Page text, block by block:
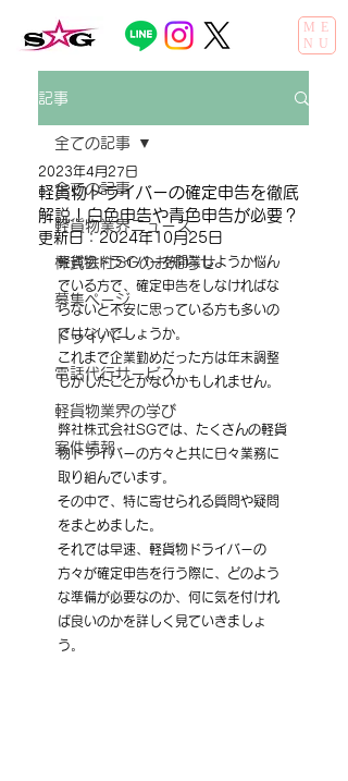
ME
NU
記事
全ての記事
軽貨物業界ニュース
株式会社SGのお知らせ
募集ページ
ドライバー
電話代行サービス
軽貨物業界の学び
案件情報
全ての記事
軽貨物ドライバーの確定申告を徹底
解説！白色申告や青色申告が必要？
2023年4月27日
更新日：2024年10月25日
軽貨物ドライバーを開業しようか悩ん
でいる方で、確定申告をしなければな
らないと不安に思っている方も多いの
ではないでしょうか。
これまで企業勤めだった方は年末調整
しかしたことがないかもしれません。
弊社株式会社SGでは、たくさんの軽貨
物ドライバーの方々と共に日々業務に
取り組んでいます。
その中で、特に寄せられる質問や疑問
をまとめました。
それでは早速、軽貨物ドライバーの
方々が確定申告を行う際に、どのよう
な準備が必要なのか、何に気を付けれ
ば良いのかを詳しく見ていきましょ
う。